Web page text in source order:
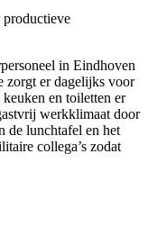
in Eindhoven
zorgt er dagelijks voor
en toiletten er
werkklimaat door
de lunchtafel en het
collega’s zodat